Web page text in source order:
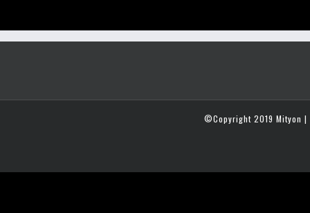
©Copyright 2019 Mityon